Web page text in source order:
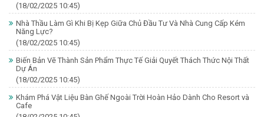
(18/02/2025 10:45)
Nhà Thầu Làm Gì Khi Bị Kẹp Giữa Chủ Đầu Tư Và Nhà Cung Cấp Kém
Năng Lực?
(18/02/2025 10:45)
Biến Bản Vẽ Thành Sản Phẩm Thực Tế Giải Quyết Thách Thức Nội Thất
Dự Án
(18/02/2025 10:45)
Khám Phá Vật Liệu Bàn Ghế Ngoài Trời Hoàn Hảo Dành Cho Resort và
Cafe